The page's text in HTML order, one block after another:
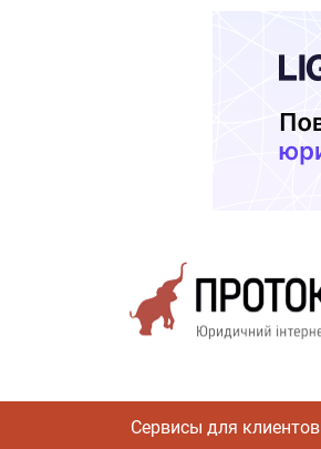
Сервисы для клиентов